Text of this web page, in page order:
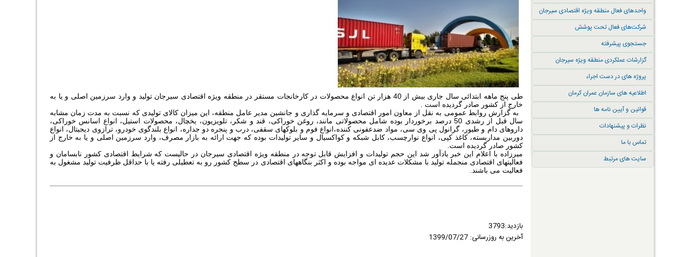
واحدهای فعال منطقه ویژه اقتصادی سیرجان
شرکت‌های فعال تحت پوشش
جستجوی پیشرفته
گزارشات عملکردی منطقه ویژه سیرجان
پروژه های در دست اجراء
اطلاعیه های سازمان عمران کرمان
قوانین و آیین نامه ها
نظرات و پیشنهادات
تماس با ما
سایت های مرتبط
طی پنج ماهه ابتدائی سال جاری بیش از 40 هزار تن انواع محصولات در کارخانجات مستقر در منطقه ویژه اقتصادی سیرجان تولید و وارد سرزمین اصلی و یا به
خارج از کشور صادر گردیده است
به گزارش روابط عمومی به نقل از معاون امور اقتصادی و سرمایه گذاری و جانشین مدیر عامل منطقه، این میزان کالای تولیدی که نسبت به مدت زمان مشابه
سال قبل از رشدی 50 درصد برخوردار بوده شامل محصولاتی مانند، روغن خوراکی، قند و شکر، تلویزیون، یخچال، محصولات استیل، انواع اسانس خوراکی،
داروهای دام و طیور، گرانول پی وی سی، مواد ضدعفونی کننده،انواع فوم و بلوکهای سقفی، درب و پنجره دو جداره، انواع بلندگوی خودرو، ترازوی دیجیتال، انواع
دوربین مداربسته، کاغذ کپی، انواع نوارچسب، کابل شبکه و کواکسیال و سایر تولیدات بوده که جهت ارائه به بازار مصرف، وارد سرزمین اصلی و یا به خارج از
کشور صادر گردیده است
میرزاده با اعلام این خبر یادآور شد این حجم تولیدات و افزایش قابل توجه در منطقه ویژه اقتصادی سیرجان در حالیست که شرایط اقتصادی کشور نابسامان و
فعالیتهای اقتصادی منجمله تولید با مشکلات عدیده ای مواجه بوده و اکثر بنگاههای اقتصادی در سطح کشور رو به تعطیلی رفته یا با حداقل ظرفیت تولید مشغول به
فعالیت می باشند
بازدید:3793
آخرین به روزرسانی: